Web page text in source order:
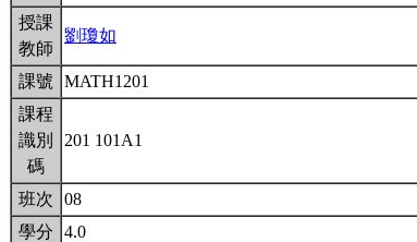
授課
教師
劉瓊如
課號
MATH1201
課程
識別
碼
201 101A1
班次
08
學分
4.0